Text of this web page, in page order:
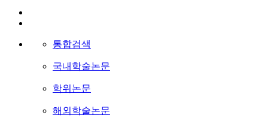
통합검색
국내학술논문
학위논문
해외학술논문